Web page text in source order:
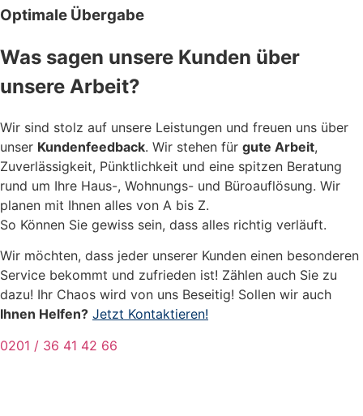
Optimale Übergabe
Was sagen unsere Kunden über
unsere Arbeit?
Wir sind stolz auf unsere Leistungen und freuen uns über
unser Kundenfeedback. Wir stehen für gute Arbeit,
Zuverlässigkeit, Pünktlichkeit und eine spitzen Beratung
rund um Ihre Haus-, Wohnungs- und Büroauflösung. Wir
planen mit Ihnen alles von A bis Z.
So Können Sie gewiss sein, dass alles richtig verläuft.
Wir möchten, dass jeder unserer Kunden einen besonderen
Service bekommt und zufrieden ist! Zählen auch Sie zu
dazu! Ihr Chaos wird von uns Beseitig! Sollen wir auch
Ihnen Helfen? Jetzt Kontaktieren!
0201 / 36 41 42 66